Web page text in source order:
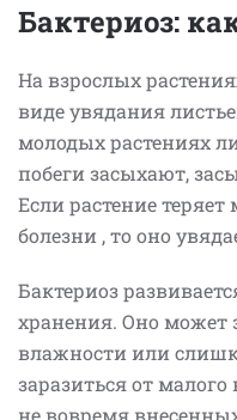
Бактериоз:
На взрослых
виде увядания
молодых растениях
побеги засыхают,
Если растение теряет
болезни , то оно
Бактериоз
хранения. Оно может
влажности или
заразиться от
не вовремя